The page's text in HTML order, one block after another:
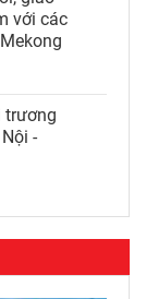
với các
trương
-